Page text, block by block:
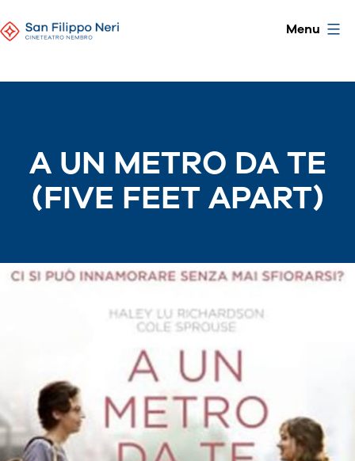
to
CineTeatro
San
Menu
A UN METRO DA TE
(FIVE FEET APART)